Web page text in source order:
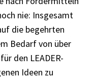
nie: Insgesamt
die begehrten
Bedarf von über
den LEADER-
Ideen zu